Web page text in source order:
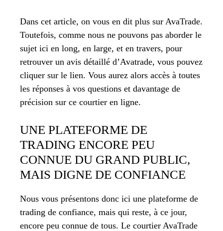
Dans cet article, on vous en dit plus sur AvaTrade.
Toutefois, comme nous ne pouvons pas aborder le
sujet ici en long, en large, et en travers, pour
retrouver un avis détaillé d’Avatrade, vous pouvez
cliquer sur le lien. Vous aurez alors accès à toutes
les réponses à vos questions et davantage de
précision sur ce courtier en ligne.
UNE PLATEFORME DE
TRADING ENCORE PEU
CONNUE DU GRAND PUBLIC,
MAIS DIGNE DE CONFIANCE
Nous vous présentons donc ici une plateforme de
trading de confiance, mais qui reste, à ce jour,
encore peu connue de tous. Le courtier AvaTrade